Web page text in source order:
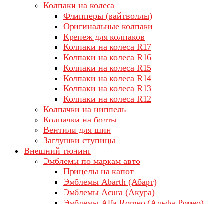
Колпаки на колеса
Флипперы (вайтволлы)
Оригинальные колпаки
Крепеж для колпаков
Колпаки на колеса R17
Колпаки на колеса R16
Колпаки на колеса R15
Колпаки на колеса R14
Колпаки на колеса R13
Колпаки на колеса R12
Колпачки на ниппель
Колпачки на болты
Вентили для шин
Заглушки ступицы
Внешний тюнинг
Эмблемы по маркам авто
Прицелы на капот
Эмблемы Abarth (Абарт)
Эмблемы Acura (Акура)